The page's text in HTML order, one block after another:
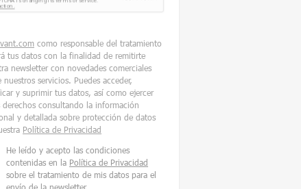
como responsable del tratamiento
tus datos con la finalidad de remitirte
newsletter con novedades comerciales
nuestros servicios. Puedes acceder,
y suprimir tus datos, así como ejercer
derechos consultando la información
y detallada sobre protección de datos
Política de Privacidad
He leído y acepto las condiciones
contenidas en la Política de Privacidad
sobre el tratamiento de mis datos para el
envío de la newsletter.